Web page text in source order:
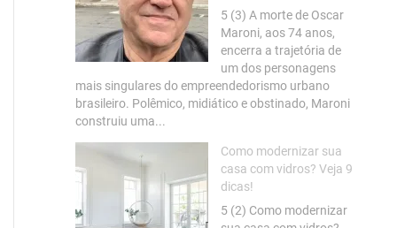
5 (3) A morte de Oscar
Maroni, aos 74 anos,
encerra a trajetória de
um dos personagens
mais singulares do empreendedorismo urbano
brasileiro. Polêmico, midiático e obstinado, Maroni
construiu uma...
Como modernizar sua
casa com vidros? Veja 9
dicas!
5 (2) Como modernizar